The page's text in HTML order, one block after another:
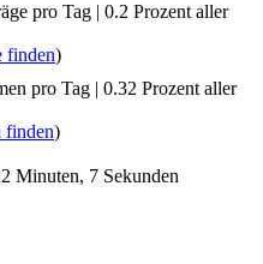
pro Tag | 0.2 Prozent aller
finden)
pro Tag | 0.32 Prozent aller
finden)
Minuten, 7 Sekunden